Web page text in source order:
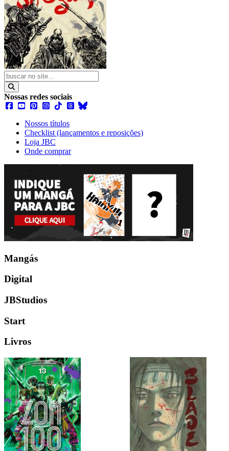
Nossas redes sociais
Nossos títulos
Checklist (lançamentos e reposições)
Loja JBC
Onde comprar
Mangás
Digital
JBStudios
Start
Livros